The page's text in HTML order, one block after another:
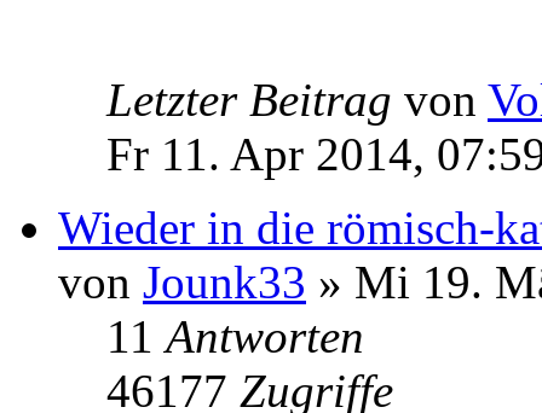
Letzter Beitrag von
Fr 11. Apr 2014,
Wieder in die römisch-
von Jounk33 » Mi 19.
11Antworten
46177 Zugriffe